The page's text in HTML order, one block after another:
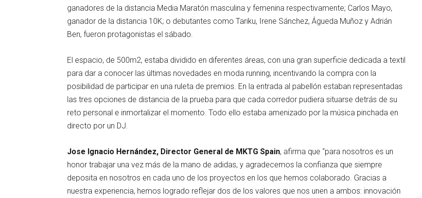
ganadores de la distancia Media Maratón masculina y femenina respectivamente; Carlos Mayo,
ganador de la distancia 10K; o debutantes como Tariku, Irene Sánchez, Águeda Muñoz y Adrián
Ben, fueron protagonistas el sábado.
El espacio, de 500m2, estaba dividido en diferentes áreas, con una gran superficie dedicada a textil
para dar a conocer las últimas novedades en moda running, incentivando la compra con la
posibilidad de participar en una ruleta de premios. En la entrada al pabellón estaban representadas
las tres opciones de distancia de la prueba para que cada corredor pudiera situarse detrás de su
reto personal e inmortalizar el momento. Todo ello estaba amenizado por la música pinchada en
directo por un DJ.
Jose Ignacio Hernández, Director General de MKTG Spain, afirma que “para nosotros es un
honor trabajar una vez más de la mano de adidas, y agradecemos la confianza que siempre
deposita en nosotros en cada uno de los proyectos en los que hemos colaborado. Gracias a
nuestra experiencia, hemos logrado reflejar dos de los valores que nos unen a ambos: innovación